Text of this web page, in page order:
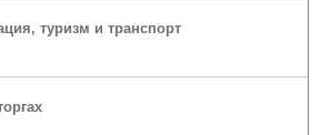
туризм и транспорт